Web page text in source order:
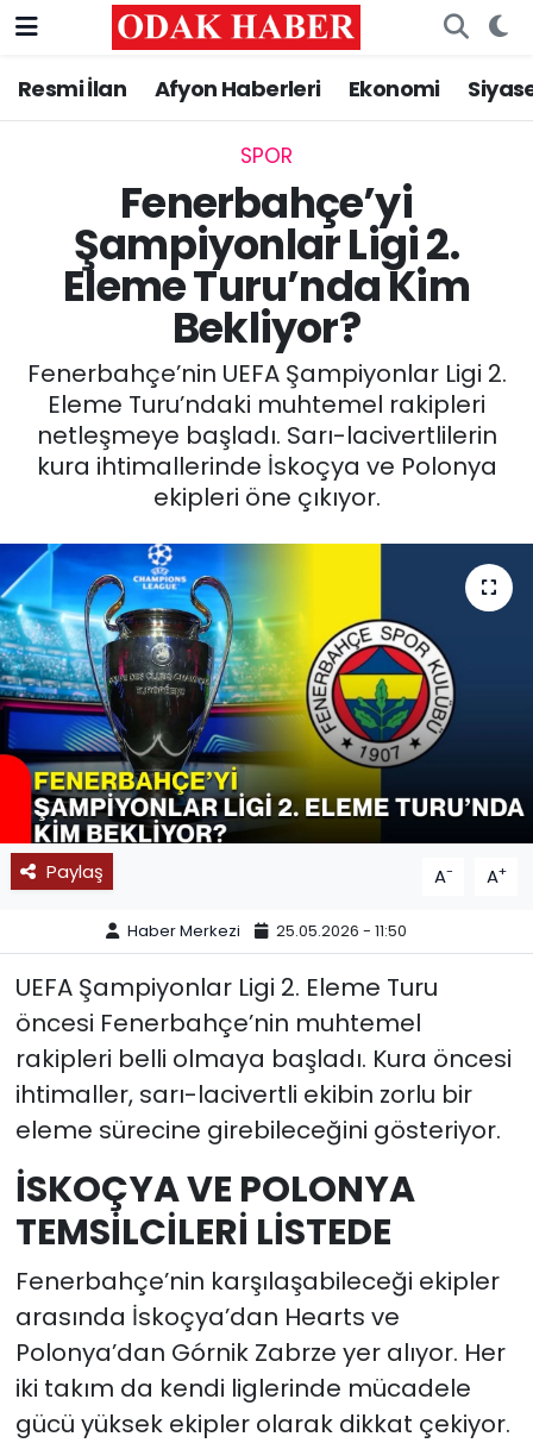
Resmi İlan Afyon Haberleri Ekonomi
SPOR
Fenerbahçe’yi
Şampiyonlar Ligi 2.
Eleme Turu’nda Kim
Bekliyor?
Fenerbahçe’nin UEFA Şampiyonlar Ligi 2.
Eleme Turu’ndaki muhtemel rakipleri
netleşmeye başladı. Sarı-lacivertlilerin
kura ihtimallerinde İskoçya ve Polonya
ekipleri öne çıkıyor.
Paylaş A- A+
Haber Merkezi 25.05.2026 - 11:50
UEFA Şampiyonlar Ligi 2. Eleme Turu
öncesi Fenerbahçe’nin muhtemel
rakipleri belli olmaya başladı. Kura öncesi
ihtimaller, sarı-lacivertli ekibin zorlu bir
eleme sürecine girebileceğini gösteriyor.
İSKOÇYA VE POLONYA
TEMSİLCİLERİ LİSTEDE
Fenerbahçe’nin karşılaşabileceği ekipler
arasında İskoçya’dan Hearts ve
Polonya’dan Górnik Zabrze yer alıyor. Her
iki takım da kendi liglerinde mücadele
gücü yüksek ekipler olarak dikkat çekiyor.
AFYONKARAHİSAR HABERLERİ
ASAYİŞ
GÜNCEL
EĞİTİM
MAGAZİN
SPOR
11:11 MANŞET
Nöbetçi Eczaneler
Trafik Durumu
Süper Lig Puan Durumu ve Fikstür
Tüm Manşetler
Son Dakika Haberleri
Haber Arşivi